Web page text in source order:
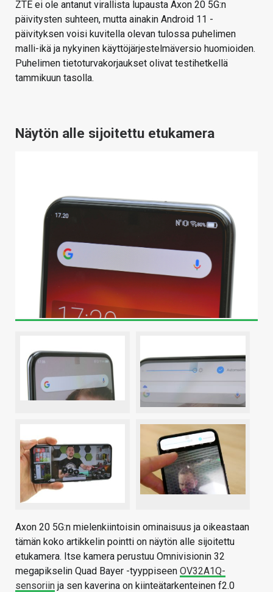
ZTE ei ole antanut virallista lupausta Axon 20 5G:n
päivitysten suhteen, mutta ainakin Android 11 -
päivityksen voisi kuvitella olevan tulossa puhelimen
malli-ikä ja nykyinen käyttöjärjestelmäversio huomioiden.
Puhelimen tietoturvakorjaukset olivat testihetkellä
tammikuun tasolla.
Näytön alle sijoitettu etukamera
Axon 20 5G:n mielenkiintoisin ominaisuus ja oikeastaan
tämän koko artikkelin pointti on näytön alle sijoitettu
etukamera. Itse kamera perustuu Omnivisionin 32
megapikselin Quad Bayer -tyyppiseen OV32A1Q-
sensoriin ja sen kaverina on kiinteätarkenteinen f2.0